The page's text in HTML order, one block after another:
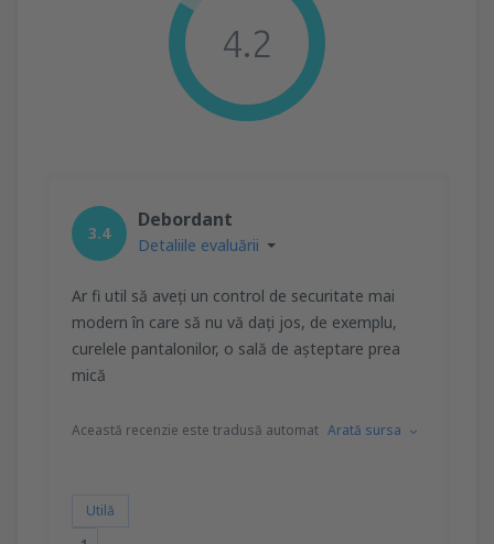
4.2
3.4
Debordant
Detaliile evaluării
Ar fi util să aveți un control de securitate mai
modern în care să nu vă dați jos, de exemplu,
curelele pantalonilor, o sală de așteptare prea
mică
Această recenzie este tradusă automat Arată sursa
Utilă